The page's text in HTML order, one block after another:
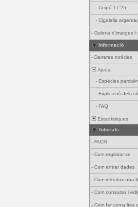
- Coipú 17-25
- Cigalella
- Galeria d'imatges i
Informació
- Darreres notícies
Ajuda
- Espècies
- Explicació dels
- FAQ
Estadístiques
Tutorials
- FAQS
- Com registrar-se
- Com entrar dades
- Com introduir una
- Com consultar i
- Com fer consultes